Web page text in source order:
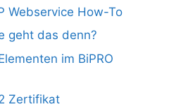
Webservice How-To
geht das denn?
im BiPRO
Zertifikat